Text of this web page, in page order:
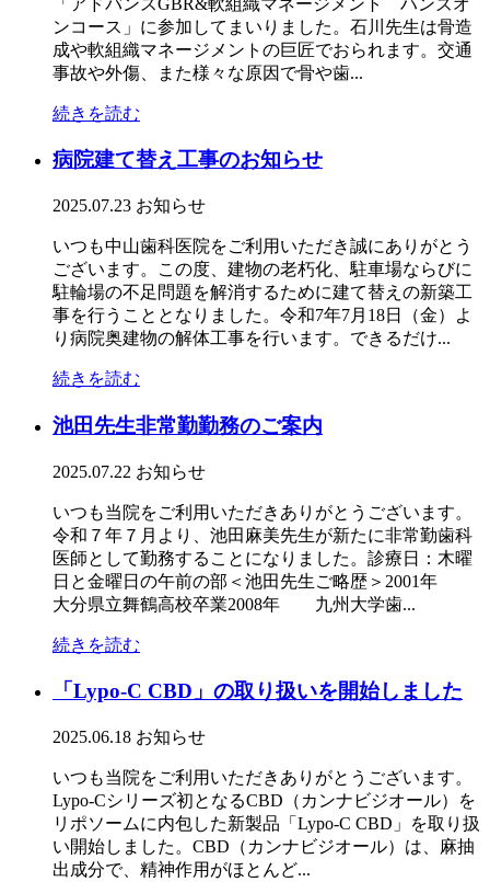
ンコース」に参加してまいりました。石川先生は骨造
成や軟組織マネージメントの巨匠でおられます。交通
事故や外傷、また様々な原因で骨や歯...
続きを読む
病院建て替え工事のお知らせ
2025.07.23 お知らせ
いつも中山歯科医院をご利用いただき誠にありがとう
ございます。この度、建物の老朽化、駐車場ならびに
駐輪場の不足問題を解消するために建て替えの新築工
事を行うこととなりました。令和7年7月18日（金）よ
り病院奥建物の解体工事を行います。できるだけ...
続きを読む
池田先生非常勤勤務のご案内
2025.07.22 お知らせ
いつも当院をご利用いただきありがとうございます。
令和７年７月より、池田麻美先生が新たに非常勤歯科
医師として勤務することになりました。診療日：木曜
日と金曜日の午前の部＜池田先生ご略歴＞2001年
大分県立舞鶴高校卒業2008年 九州大学歯...
続きを読む
「Lypo-C CBD」の取り扱いを開始しました
2025.06.18 お知らせ
いつも当院をご利用いただきありがとうございます。
Lypo-Cシリーズ初となるCBD（カンナビジオール）を
リポソームに内包した新製品「Lypo-C CBD」を取り扱
い開始しました。CBD（カンナビジオール）は、麻抽
出成分で、精神作用がほとんど...